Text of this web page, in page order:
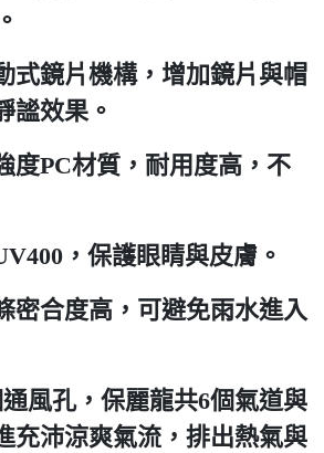
鏡片機構，增加鏡片與帽
謐效果。
PC材質，耐用度高，不
，保護眼睛與皮膚。
合度高，可避免雨水進入
風孔，保麗龍共6個氣道與
充沛涼爽氣流，排出熱氣與